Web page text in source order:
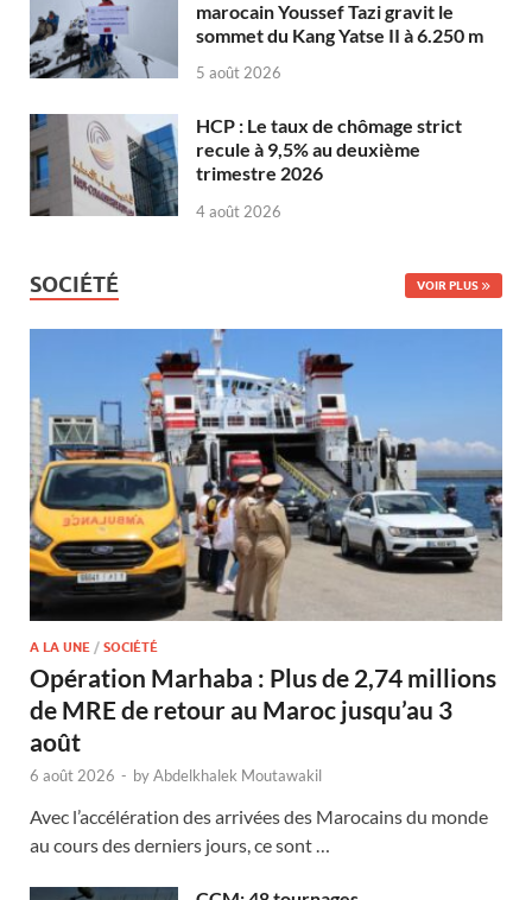
marocain Youssef Tazi gravit le
sommet du Kang Yatse II à 6.250 m
5 août 2026
HCP : Le taux de chômage strict
recule à 9,5% au deuxième
trimestre 2026
4 août 2026
SOCIÉTÉ VOIR PLUS
A LA UNE / SOCIÉTÉ
Opération Marhaba : Plus de 2,74 millions
de MRE de retour au Maroc jusqu’au 3
août
6 août 2026 - byAbdelkhalek Moutawakil
Avec l’accélération des arrivées des Marocains du monde
au cours des derniers jours, ce sont …